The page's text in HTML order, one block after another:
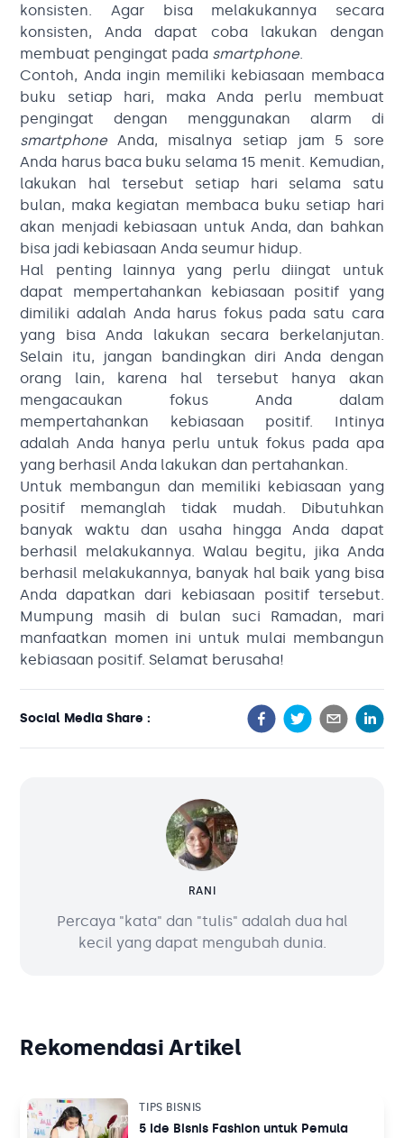
konsisten. Agar bisa melakukannya secara
konsisten, Anda dapat coba lakukan dengan
membuat pengingat pada smartphone.
Contoh, Anda ingin memiliki kebiasaan membaca
buku setiap hari, maka Anda perlu membuat
pengingat dengan menggunakan alarm di
smartphoneAnda, misalnya setiap jam 5 sore
Anda harus baca buku selama 15 menit. Kemudian,
lakukan hal tersebut setiap hari selama satu
bulan, maka kegiatan membaca buku setiap hari
akan menjadi kebiasaan untuk Anda, dan bahkan
bisa jadi kebiasaan Anda seumur hidup.
Hal penting lainnya yang perlu diingat untuk
dapat mempertahankan kebiasaan positif yang
dimiliki adalah Anda harus fokus pada satu cara
yang bisa Anda lakukan secara berkelanjutan.
Selain itu, jangan bandingkan diri Anda dengan
orang lain, karena hal tersebut hanya akan
mengacaukan fokus Anda dalam
mempertahankan kebiasaan positif. Intinya
adalah Anda hanya perlu untuk fokus pada apa
yang berhasil Anda lakukan dan pertahankan.
Untuk membangun dan memiliki kebiasaan yang
positif memanglah tidak mudah. Dibutuhkan
banyak waktu dan usaha hingga Anda dapat
berhasil melakukannya. Walau begitu, jika Anda
berhasil melakukannya, banyak hal baik yang bisa
Anda dapatkan dari kebiasaan positif tersebut.
Mumpung masih di bulan suci Ramadan, mari
manfaatkan momen ini untuk mulai membangun
kebiasaan positif. Selamat berusaha!
Social Media Share :
RANI
Percaya "kata" dan "tulis" adalah dua hal
kecil yang dapat mengubah dunia.
Rekomendasi Artikel
TIPS BISNIS
5 Ide Bisnis Fashion untuk Pemula